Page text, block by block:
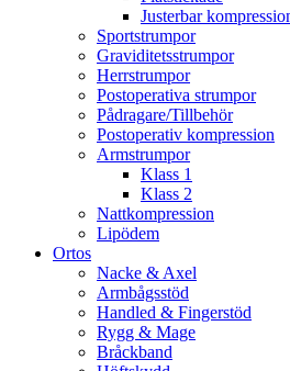
Justerbar
Sportstrumpor
Graviditetsstrumpor
Herrstrumpor
Postoperativa strumpor
Pådragare/Tillbehör
Postoperativ kompression
Armstrumpor
Klass 1
Klass 2
Nattkompression
Lipödem
Ortos
Nacke & Axel
Armbågsstöd
Handled & Fingerstöd
Rygg & Mage
Bråckband